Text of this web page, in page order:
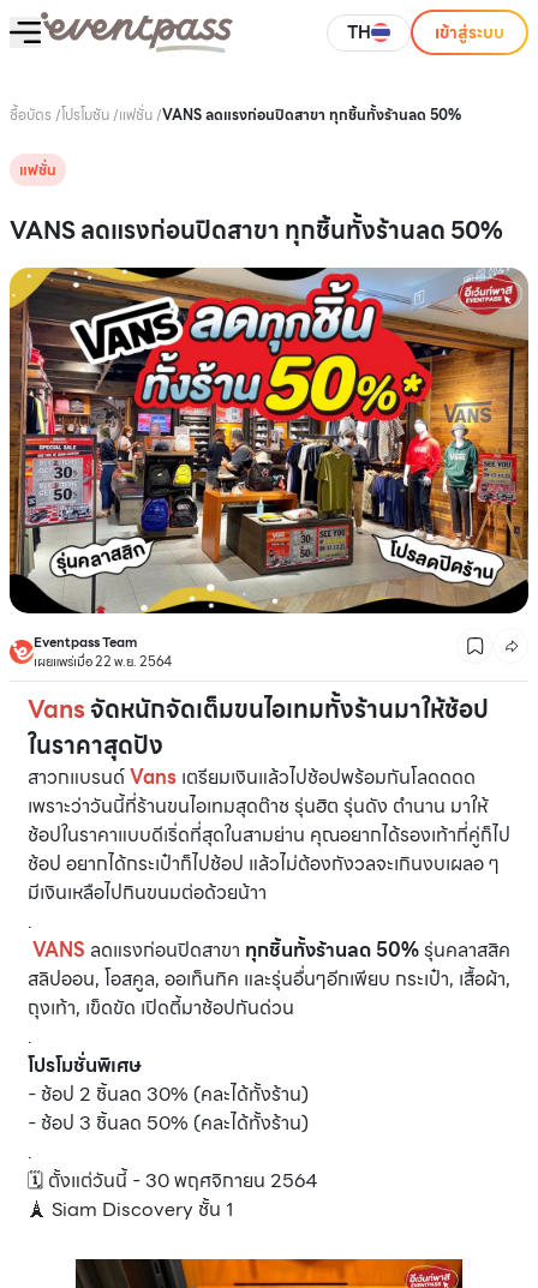
TH เข้าสู่ระบบ
ซื้อบัตร /โปรโมชัน/แฟชั่น/VANS ลดแรงก่อนปิดสาขา ทุกชิ้นทั้งร้านลด 50%
แฟชั่น
VANS ลดแรงก่อนปิดสาขา ทุกชิ้นทั้งร้านลด 50%
Eventpass Team
เผยแพร่เมื่อ 22 พ.ย. 2564
Vansจัดหนักจัดเต็มขนไอเทมทั้งร้านมาให้ช้อป
ในราคาสุดปัง
สาวกแบรนด์Vans เตรียมเงินแล้วไปช้อปพร้อมกันโลดดดด
เพราะว่าวันนี้ที่ร้านขนไอเทมสุดต๊าช รุ่นฮิต รุ่นดัง ตำนาน มาให้
ช้อปในราคาแบบดีเริ่ดที่สุดในสามย่าน คุณอยากได้รองเท้ากี่คู่ก็ไป
ช้อป อยากได้กระเป๋าก็ไปช้อป แล้วไม่ต้องกังวลจะเกินงบเผลอ ๆ
มีเงินเหลือไปกินขนมต่อด้วยน้าา
.
VANS ลดแรงก่อนปิดสาขา ทุกชิ้นทั้งร้านลด 50%รุ่นคลาสสิค
สลิปออน, โอสคูล, ออเท็นทิค และรุ่นอื่นๆอีกเพียบ กระเป๋า, เสื้อผ้า,
ถุงเท้า, เข็ดขัด เปิดตี้มาช้อปกันด่วน
.
โปรโมชั่นพิเศษ
- ช้อป 2 ชิ้นลด 30% (คละได้ทั้งร้าน)
- ช้อป 3 ชิ้นลด 50% (คละได้ทั้งร้าน)
.
🗓 ตั้งแต่วันนี้ - 30 พฤศจิกายน 2564
🗼 Siam Discovery ชั้น 1